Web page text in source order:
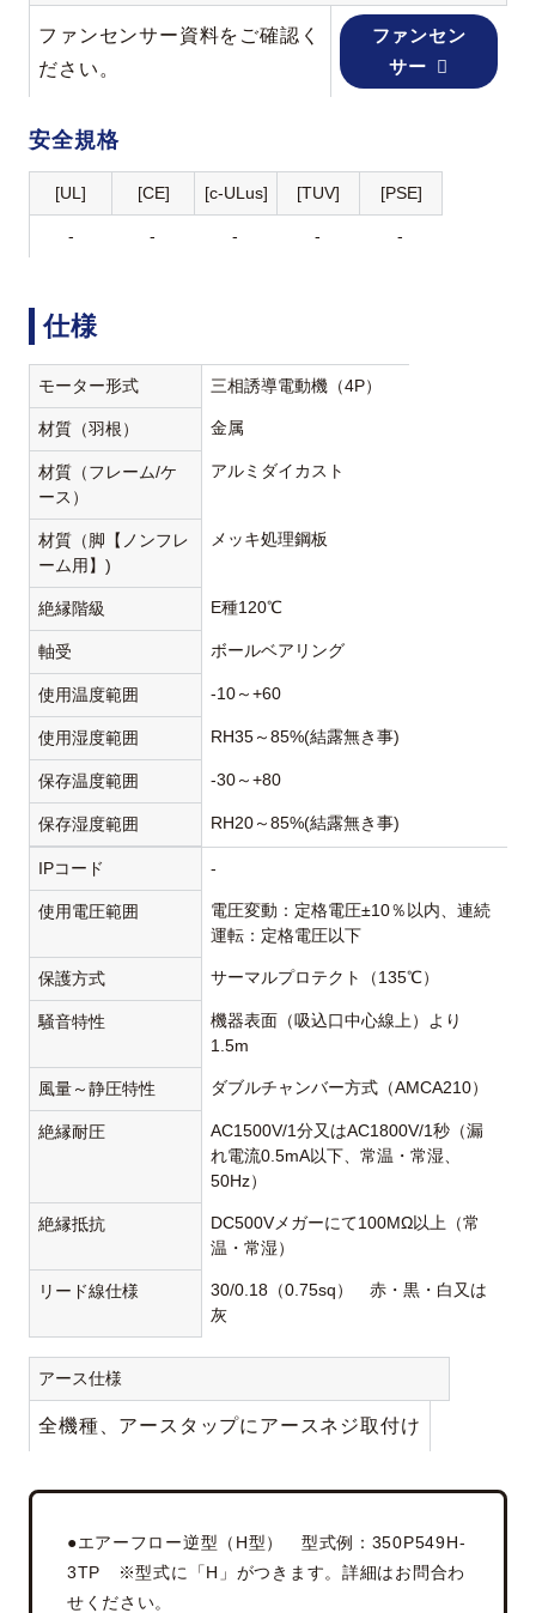
ファンセンサー資料をご確認く
ださい。
ファンセン
サー
安全規格
[UL] [CE] [c-ULus] [TUV] [PSE]
- - - - -
仕様
モーター形式 三相誘導電動機（4P）
材質（羽根） 金属
材質（フレーム/ケ
ース）
アルミダイカスト
材質（脚【ノンフレ
ーム用】)
メッキ処理鋼板
絶縁階級 E種120℃
軸受 ボールベアリング
使用温度範囲 -10～+60
使用湿度範囲 RH35～85%(結露無き事)
保存温度範囲 -30～+80
保存湿度範囲 RH20～85%(結露無き事)
IPコード -
使用電圧範囲
電圧変動：定格電圧±10％以内、連続
運転：定格電圧以下
保護方式 サーマルプロテクト（135℃）
騒音特性
機器表面（吸込口中心線上）より
1.5m
風量～静圧特性 ダブルチャンバー方式（AMCA210）
絶縁耐圧
AC1500V/1分又はAC1800V/1秒（漏
れ電流0.5mA以下、常温・常湿、
50Hz）
絶縁抵抗
DC500Vメガーにて100MΩ以上（常
温・常湿）
リード線仕様
30/0.18（0.75sq） 赤・黒・白又は
灰
アース仕様
全機種、アースタップにアースネジ取付け
●エアーフロー逆型（H型） 型式例：350P549H-
3TP ※型式に「H」がつきます。詳細はお問合わ
せください。